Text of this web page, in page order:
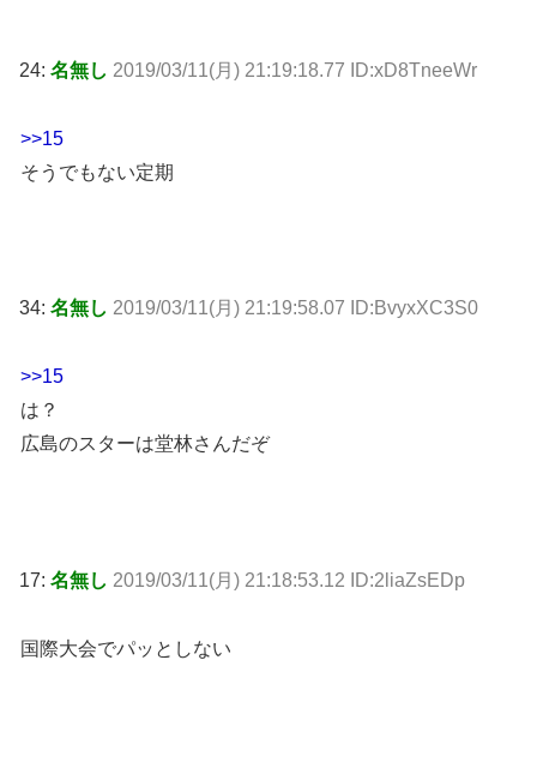
24: 名無し 2019/03/11(月) 21:19:18.77 ID:xD8TneeWr
>>15
そうでもない定期
34: 名無し 2019/03/11(月) 21:19:58.07 ID:BvyxXC3S0
>>15
は？
広島のスターは堂林さんだぞ
17: 名無し 2019/03/11(月) 21:18:53.12 ID:2liaZsEDp
国際大会でパッとしない